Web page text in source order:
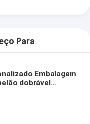
Para
Embalagem
dobrável